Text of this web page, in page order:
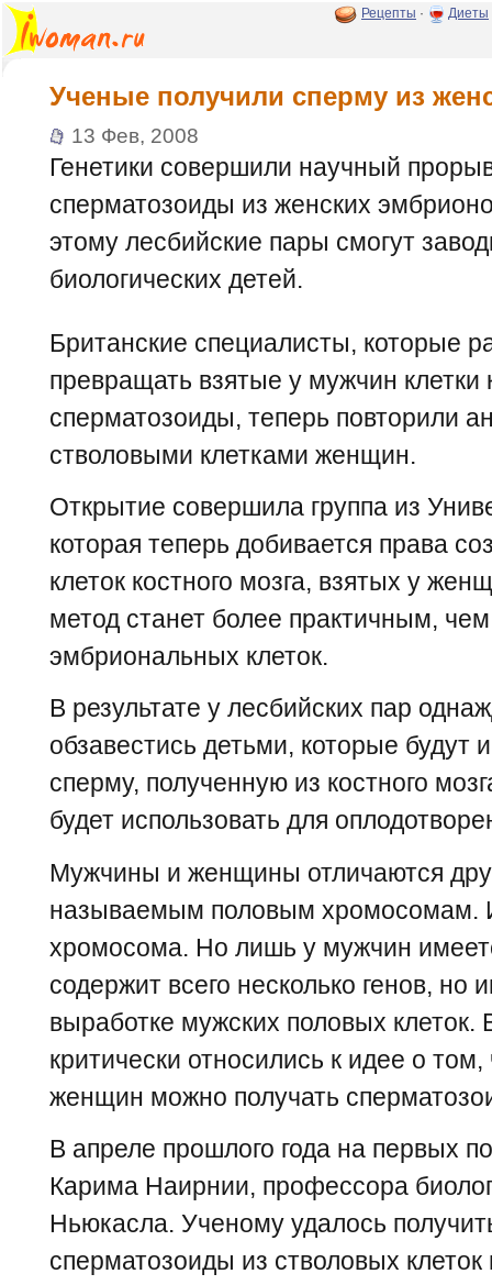
Рецепты · Диеты
Ученые получили сперму из
13 Фев, 2008
Генетики совершили научный
сперматозоиды из женских
этому лесбийские пары смогут
биологических детей.
Британские специалисты, которые
превращать взятые у мужчин клетки
сперматозоиды, теперь повторили
стволовыми клетками женщин.
Открытие совершила группа из
которая теперь добивается права
клеток костного мозга, взятых у
метод станет более практичным,
эмбриональных клеток.
В результате у лесбийских пар
обзавестись детьми, которые
сперму, полученную из костного
будет использовать для
Мужчины и женщины отличаются
называемым половым хромосомам.
хромосома. Но лишь у мужчин
содержит всего несколько генов, но
выработке мужских половых клеток.
критически относились к идее о
женщин можно получать
В апреле прошлого года на первых
Карима Наирнии, профессора
Ньюкасла. Ученому удалось
сперматозоиды из стволовых